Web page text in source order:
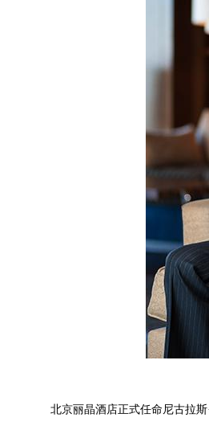
北京丽晶酒店正式任命尼古拉斯